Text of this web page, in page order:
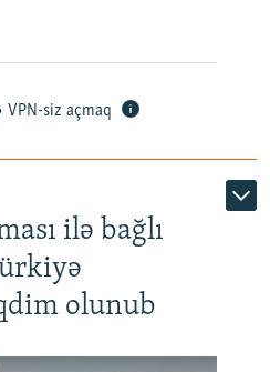
VPN-siz açmaq
ilə bağlı
olunub